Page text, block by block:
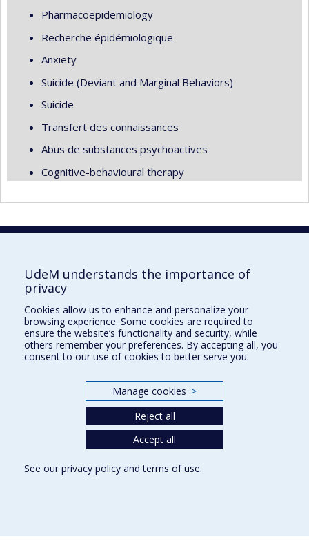
Pharmacoepidemiology
Recherche épidémiologique
Anxiety
Suicide (Deviant and Marginal Behaviors)
Suicide
Transfert des connaissances
Abus de substances psychoactives
Cognitive-behavioural therapy
Université de Montréal
PO Box 6128, Centre-ville Station
Montréal, Québec, Canada
H3C 3J7
Phone : 514 343-6111, #38492
E-mail :recherche@umontreal.ca
Who does what?
UdeM understands the importance of
privacy
Cookies allow us to enhance and personalize your
browsing experience. Some cookies are required to
ensure the website’s functionality and security, while
others remember your preferences. By accepting all, you
consent to our use of cookies to better serve you.
Manage cookies >
Reject all
Accept all
See our privacy policy andterms of use.